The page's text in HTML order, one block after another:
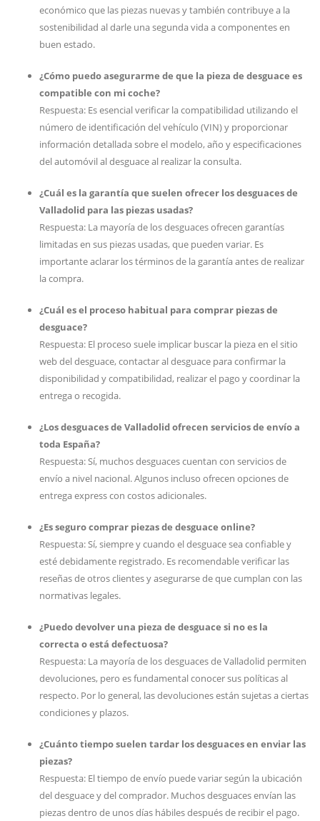
económico que las piezas nuevas y también contribuye a la
sostenibilidad al darle una segunda vida a componentes en
buen estado.
¿Cómo puedo asegurarme de que la pieza de desguace es
compatible con mi coche?
Respuesta: Es esencial verificar la compatibilidad utilizando el
número de identificación del vehículo (VIN) y proporcionar
información detallada sobre el modelo, año y especificaciones
del automóvil al desguace al realizar la consulta.
¿Cuál es la garantía que suelen ofrecer los desguaces de
Valladolid para las piezas usadas?
Respuesta: La mayoría de los desguaces ofrecen garantías
limitadas en sus piezas usadas, que pueden variar. Es
importante aclarar los términos de la garantía antes de realizar
la compra.
¿Cuál es el proceso habitual para comprar piezas de
desguace?
Respuesta: El proceso suele implicar buscar la pieza en el sitio
web del desguace, contactar al desguace para confirmar la
disponibilidad y compatibilidad, realizar el pago y coordinar la
entrega o recogida.
¿Los desguaces de Valladolid ofrecen servicios de envío a
toda España?
Respuesta: Sí, muchos desguaces cuentan con servicios de
envío a nivel nacional. Algunos incluso ofrecen opciones de
entrega express con costos adicionales.
¿Es seguro comprar piezas de desguace online?
Respuesta: Sí, siempre y cuando el desguace sea confiable y
esté debidamente registrado. Es recomendable verificar las
reseñas de otros clientes y asegurarse de que cumplan con las
normativas legales.
¿Puedo devolver una pieza de desguace si no es la
correcta o está defectuosa?
Respuesta: La mayoría de los desguaces de Valladolid permiten
devoluciones, pero es fundamental conocer sus políticas al
respecto. Por lo general, las devoluciones están sujetas a ciertas
condiciones y plazos.
¿Cuánto tiempo suelen tardar los desguaces en enviar las
piezas?
Respuesta: El tiempo de envío puede variar según la ubicación
del desguace y del comprador. Muchos desguaces envían las
piezas dentro de unos días hábiles después de recibir el pago.